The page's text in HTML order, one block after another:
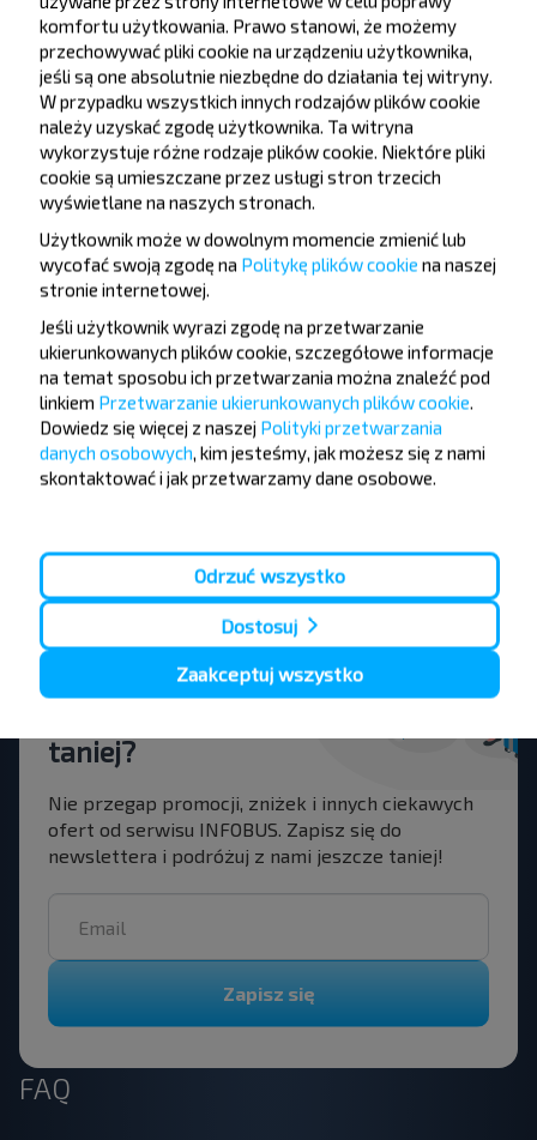
Popularne kierunki z miasta Witebsk
Witebsk
Wilno
Rezerwuj
Witebsk
Czausy
Rezerwuj
Witebsk
Mińsk
Rezerwuj
Witebsk
Rezerwuj
taniej?
Nie przegap promocji, zniżek i innych ciekawych
ofert od serwisu INFOBUS. Zapisz się do
newslettera i podróżuj z nami jeszcze taniej!
Zapisz się
FAQ
komfortu użytkowania. Prawo stanowi, że możemy
przechowywać pliki cookie na urządzeniu użytkownika,
jeśli są one absolutnie niezbędne do działania tej witryny.
W przypadku wszystkich innych rodzajów plików cookie
należy uzyskać zgodę użytkownika. Ta witryna
wykorzystuje różne rodzaje plików cookie. Niektóre pliki
cookie są umieszczane przez usługi stron trzecich
wyświetlane na naszych stronach.
Użytkownik może w dowolnym momencie zmienić lub
wycofać swoją zgodę na Politykę plików cookie na naszej
stronie internetowej.
Jeśli użytkownik wyrazi zgodę na przetwarzanie
ukierunkowanych plików cookie, szczegółowe informacje
na temat sposobu ich przetwarzania można znaleźć pod
linkiem Przetwarzanie ukierunkowanych plików cookie.
Dowiedz się więcej z naszej Polityki przetwarzania
danych osobowych, kim jesteśmy, jak możesz się z nami
skontaktować i jak przetwarzamy dane osobowe.
Odrzuć wszystko
Dostosuj
Zaakceptuj wszystko